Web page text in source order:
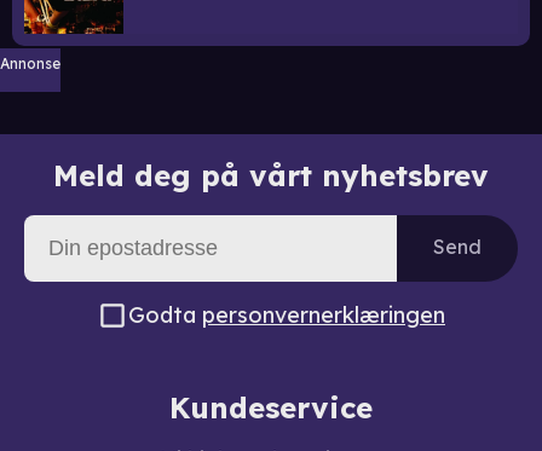
Annonse
Meld deg på vårt nyhetsbrev
Send
Godta personvernerklæringen
Kundeservice